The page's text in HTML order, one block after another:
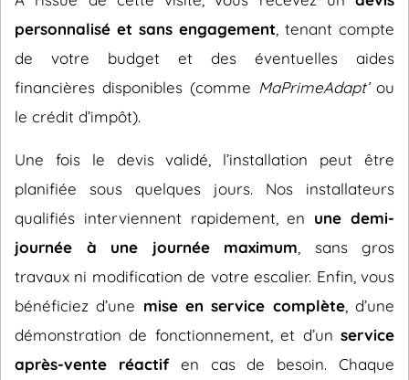
personnalisé et sans engagement , tenant compte
de votre budget et des éventuelles aides
financières disponibles (comme MaPrimeAdapt’ou
le crédit d’impôt).
Une fois le devis validé, l’installation peut être
planifiée sous quelques jours. Nos installateurs
qualifiés interviennent rapidement, en une demi-
journée à une journée maximum , sans gros
travaux ni modification de votre escalier. Enfin, vous
bénéficiez d’une mise en service complète, d’une
démonstration de fonctionnement, et d’un service
après-vente réactifen cas de besoin. Chaque